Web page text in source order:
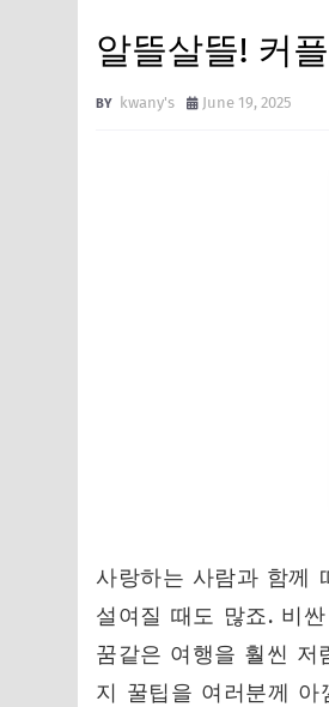
알뜰살뜰! 커
kwany's June 19, 2025
사랑하는 사람과 함께
설여질 때도 많죠. 비
꿈같은 여행을 훨씬 저
지 꿀팁을 여러분께